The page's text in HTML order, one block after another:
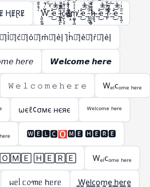
ⱧɆⱤɆ ̢̛̫̦̫̫̪͍̪̝̳̠̖̠̀̉̂̌͊ͩ̑͌̀W̶̨̺͕̖̗͕̮̭̳͈̙̩͑ͬ̉͂͋̈́ͯ͂ͨͭ̇͐͊͆̑̏̋ͭ́̋̓ͮ̾ͭ̆̇̚̕͢͜͠͡_̶̷̧̢͉̠̘̹̼͚̣͇͍̊ͪͨ̊̈́ͩ̎͆̔ͨ̊͐ͣ̈̀͐ͫ͜͝͞͠ͅe_̴̧̞͖̦͓̞̗̙͚̄̅ͭ͗ͥ̈́̇ͬͧͣ͘͞͡l̶̵̷̛͚̗̥̯̞͎̖̬̝̤̯͈̭͓̪̗̫̱̜͙̗̦̤̪̝̳͎̝̝̳̦̲͉̩̠͆̿ͩ͊̒͛ͪ͐̅ͩ̅ͭ͑͌̽̍̾̐ͬ̔̏͂̎̔̀͛͒͝͠ͅç̷̢̠̫̹̞̞̲̬̤͎͚̗̐̍͌̒̇̀̈́̊̂̓ͣͮ̏̽͗ͥͭ̓̌̐̽̐ͭ͜͜͢ͅo̶̶̴̸̬̮̜̳̬͙̤̗͎̗̦̲͕̠̰̱̣͕̮̰͇̖͚̫̬̲ͤ͛̑͌̇ͭ́͊̍̈̏͛͑̈ͮ̏̆ͩ̇̊̂͘̚͘͢͡ͅḿ̸̦̻͙͉̻̟̲̭̟͓̬̓ͯ́̋̓ͮ̾ͭ̆̇͞͡_̶̷̧̢͉̠̘̹̼͚̣͇͍̊ͪͨ̊̈́ͩ̎͆̔ͨ̊͐ͣ̈̀͐ͫ͜͝͞͠ͅe_̴̧̞͖̦̄̅ͭ͗ͥ ̖̱̮͙̻̞̦̙̝͖ͫ̿̎͊̀̇͡͠͝h̷̸̢̝͕̥̗̜̹̠͉̗ͮ̒̌͆͑͌̀͆̀̇ͦ͒̓́̋̓ͮ̾ͭ̆̇͢͟͞͡ͅ_̶̷̧̢͉̠̘̹̼͚̣͇͍̊ͪͨ̊̈́ͩ̎͆̔ͨ̊͐ͣ̈̀͐ͫ͜͝͞͠ͅe_̴̧̢̞͖̦͉̲̬̤͙̪͎̣̰̱̘̯̜̭̖̲̄̅ͭ͗ͥ͒ͫ̃ͪ͒̓ͦ̓͒̎͂̌͌̾̀̄͊ͫ͘͘͢͜͜r̴̷̨̨̢̢̫̯͇̙̱̫͇͇͎̒ͩ̓́̈ͥ͗̓ͤ̊́͒ͬ̓̀́̋̓ͮ̾ͭ̆̇̕͜͠͡ͅ_̶̷̧̢͉̠̘̹̼͚̣͇͍̊ͪͨ̊̈́ͩ̎͆̔ͨ̊͐ͣ̈̀͐ͫ͜͝͞͠ͅe_̴̧̞͖̦̄̅ͭ͗ͥ
͛⦚h͛⦚͛⦚e͛⦚͛⦚r͛⦚͛⦚e͛⦚
𝘩𝘦𝘳𝘦 𝙒𝙚𝙡𝙘𝙤𝙢𝙚 𝙝𝙚𝙧𝙚
𝚆 𝚎 𝚕 𝚌 𝚘 𝚖 𝚎 𝚑 𝚎 𝚛 𝚎 Wₑₗcₒₘₑ ₕₑᵣₑ
ωєℓ¢σмє нєяє ᵂᵉˡᶜᵒᵐᵉ ʰᵉʳᵉ
🆆🅴🅻🅲🅾🅼🅴 🅷🅴🆁🅴
🄷🄴🅁🄴 Wₑₗcₒₘₑ ₕₑᵣₑ
ᥕᥱᥣ ᥴ᥆꧑ᥱ hᥱrᥱ ̳W̳̳e̳̳l̳̳c̳̳o̳̳m̳̳e̳ ̳h̳̳e̳̳r̳̳e̳